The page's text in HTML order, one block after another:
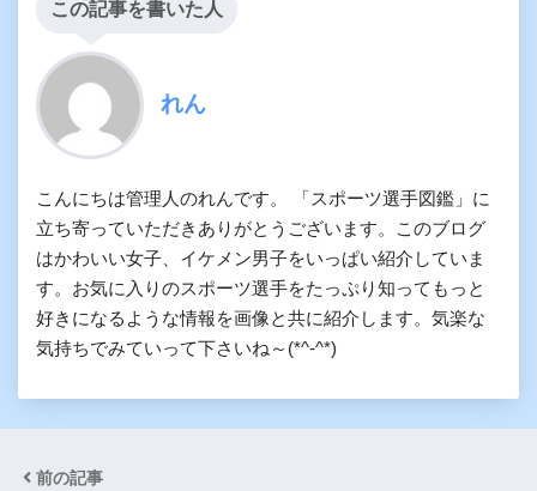
この記事を書いた人
れん
こんにちは管理人のれんです。 「スポーツ選手図鑑」に
立ち寄っていただきありがとうございます。このブログ
はかわいい女子、イケメン男子をいっぱい紹介していま
す。お気に入りのスポーツ選手をたっぷり知ってもっと
好きになるような情報を画像と共に紹介します。気楽な
気持ちでみていって下さいね～(*^-^*)
前の記事